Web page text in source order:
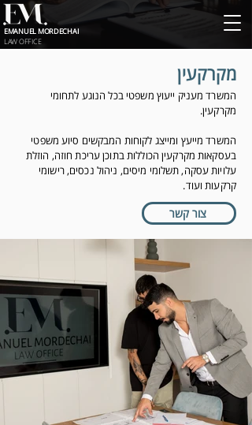
EMANUEL MORDECHAI
LAW OFFICE
צור קשר
מקרקעין
המשרד מעניק ייעוץ משפטי בכל הנוגע לתחומי
מקרקעין.
המשרד מייעץ ומייצג לקוחות המבקשים סיוע משפטי
בעסקאות מקרקעין הכוללות בתוכן עריכת חוזה, הוזלת
עלויות עסקה, תשלומי מיסים, ניהול נכסים, רישומי
קרקעות ועוד.